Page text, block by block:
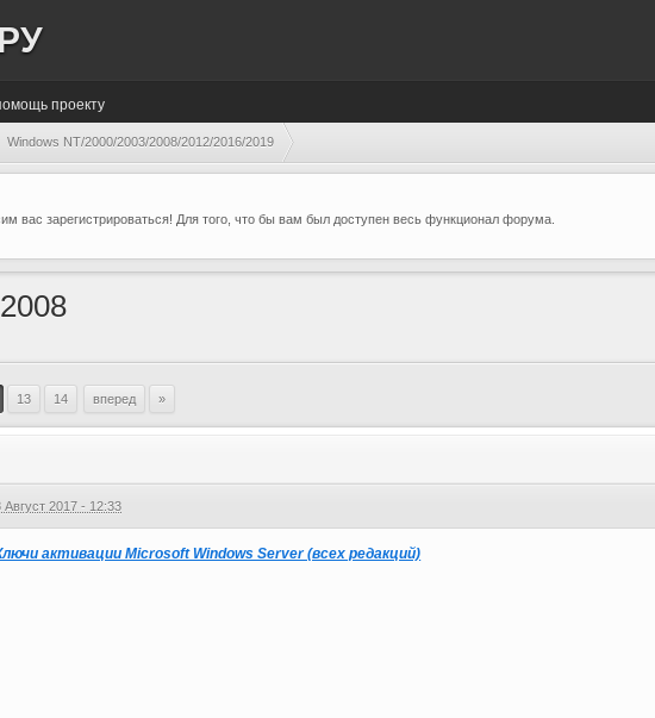
проекту
Windows NT/2000/2003/2008/2012/2016/2019
вас зарегистрироваться! Для того, что бы вам был доступен весь функционал форума.
13 14 вперед »
Август 2017 - 12:33
активации Microsoft Windows Server (всех редакций)